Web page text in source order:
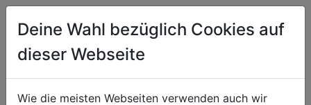
Bewertung (0)
WEITERE PRODUKTE AUS DIESER
Deine Wahl bezüglich Cookies auf
dieser Webseite
Wie die meisten Webseiten verwenden auch wir